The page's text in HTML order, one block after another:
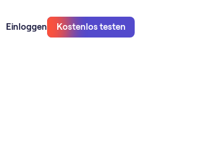
Einloggen Kostenlos testen